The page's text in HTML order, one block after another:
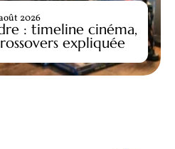
: timeline cinéma,
expliquée
2026